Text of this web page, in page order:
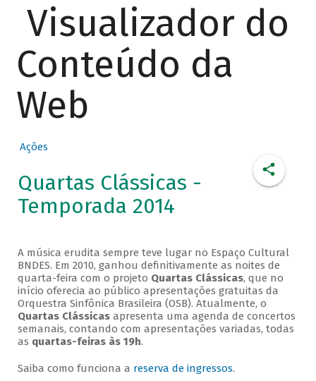
Visualizador do
Conteúdo da
Web
Ações
Quartas Clássicas -
Temporada 2014
A música erudita sempre teve lugar no Espaço Cultural
BNDES. Em 2010, ganhou definitivamente as noites de
quarta-feira com o projeto Quartas Clássicas, que no
início oferecia ao público apresentações gratuitas da
Orquestra Sinfônica Brasileira (OSB). Atualmente, o
Quartas Clássicasapresenta uma agenda de concertos
semanais, contando com apresentações variadas, todas
as quartas-feiras às 19h.
Saiba como funciona a reserva de ingressos.